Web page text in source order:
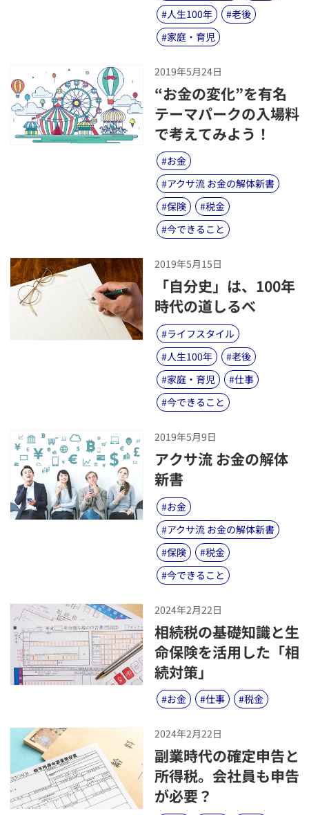
#人生100年 #老後
#家庭・育児
2019年5月24日
​“お金の変化”を有名
テーマパークの入場料
で考えてみよう！
#お金
#アクサ流 お金の解体新書
#保険 #税金
#今できること
2019年5月15日
​「自分史」は、100年
時代の道しるべ
#ライフスタイル
#人生100年 #老後
#家庭・育児 #仕事
#今できること
2019年5月9日
​アクサ流 お金の解体
新書
#お金
#アクサ流 お金の解体新書
#保険 #税金
#今できること
2024年2月22日
​相続税の基礎知識と生
命保険を活用した「相
続対策」
#お金 #仕事 #税金
2024年2月22日
​副業時代の確定申告と
所得税。会社員も申告
が必要？